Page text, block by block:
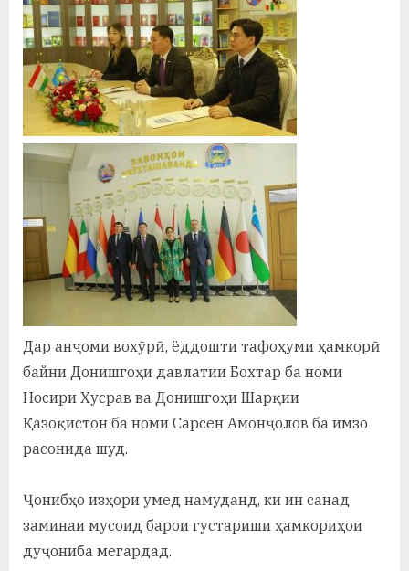
Дар анҷоми вохӯрӣ, ёддошти тафоҳуми ҳамкорӣ
байни Донишгоҳи давлатии Бохтар ба номи
Носири Хусрав ва Донишгоҳи Шарқии
Қазоқистон ба номи Сарсен Амонҷолов ба имзо
расонида шуд.
Ҷонибҳо изҳори умед намуданд, ки ин санад
заминаи мусоид барои густариши ҳамкориҳои
дуҷониба мегардад.